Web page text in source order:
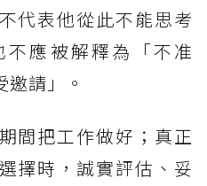
代表他從此不能思考
應被解釋為「不准
請」。
間把工作做好；真正
擇時，誠實評估、妥